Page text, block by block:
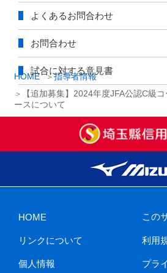
HOME
指導者情報
【追加募集】2024年度JFA公認C級
ースについて
よくあるお問合わせ
お問合わせ
試合に対する意見書
HOME この
リンクについて 利用
個人情報 プラ